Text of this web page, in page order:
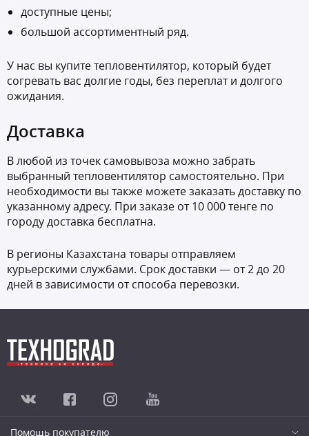
доступные цены;
большой ассортиментный ряд.
У нас вы купите тепловентилятор, который будет
согревать вас долгие годы, без переплат и долгого
ожидания.
Доставка
В любой из точек самовывоза можно забрать
выбранный тепловентилятор самостоятельно. При
необходимости вы также можете заказать доставку по
указанному адресу. При заказе от 10 000 тенге по
городу доставка бесплатна.
В регионы Казахстана товары отправляем
курьерскими службами. Срок доставки — от 2 до 20
дней в зависимости от способа перевозки.
Помощь покупателю